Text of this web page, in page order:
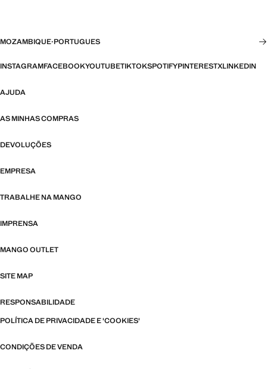
MOZAMBIQUE·PORTUGUES
INSTAGRAMFACEBOOKYOUTUBETIKTOKSPOTIFYPINTERESTXLINKEDIN
AJUDA
AS MINHAS COMPRAS
DEVOLUÇÕES
EMPRESA
TRABALHE NA MANGO
IMPRENSA
MANGO OUTLET
SITE MAP
RESPONSABILIDADE
POLÍTICA DE PRIVACIDADE E 'COOKIES'
CONDIÇÕES DE VENDA